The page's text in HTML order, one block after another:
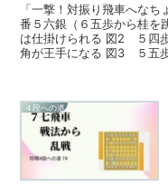
「一撃！対振り飛車へな
番５六銀（６五歩から桂
は仕掛けられる 図2 ５四
角が王手になる 図3 ５五
４段への道